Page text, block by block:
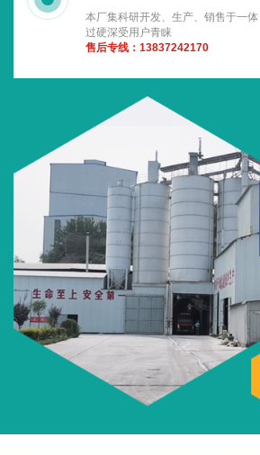
本厂集科研开发、生产、销售于一
过硬深受用户青睐
售后专线：13837242170